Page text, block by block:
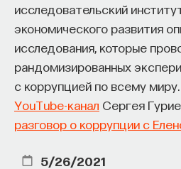
исследовательский
экономического развития
исследования, которые
рандомизированных
с коррупцией по всему миру.
YouTube-канал Сергея
разговор о коррупции с
5/26/2021